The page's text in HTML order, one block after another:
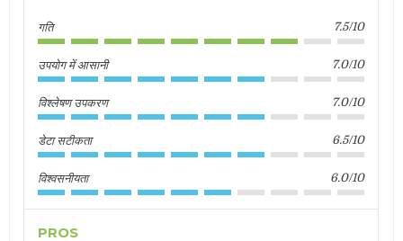
गति 7.5/10
उपयोग में आसानी 7.0/10
विश्लेषण उपकरण 7.0/10
डेटा सटीकता 6.5/10
विश्वसनीयता 6.0/10
PROS